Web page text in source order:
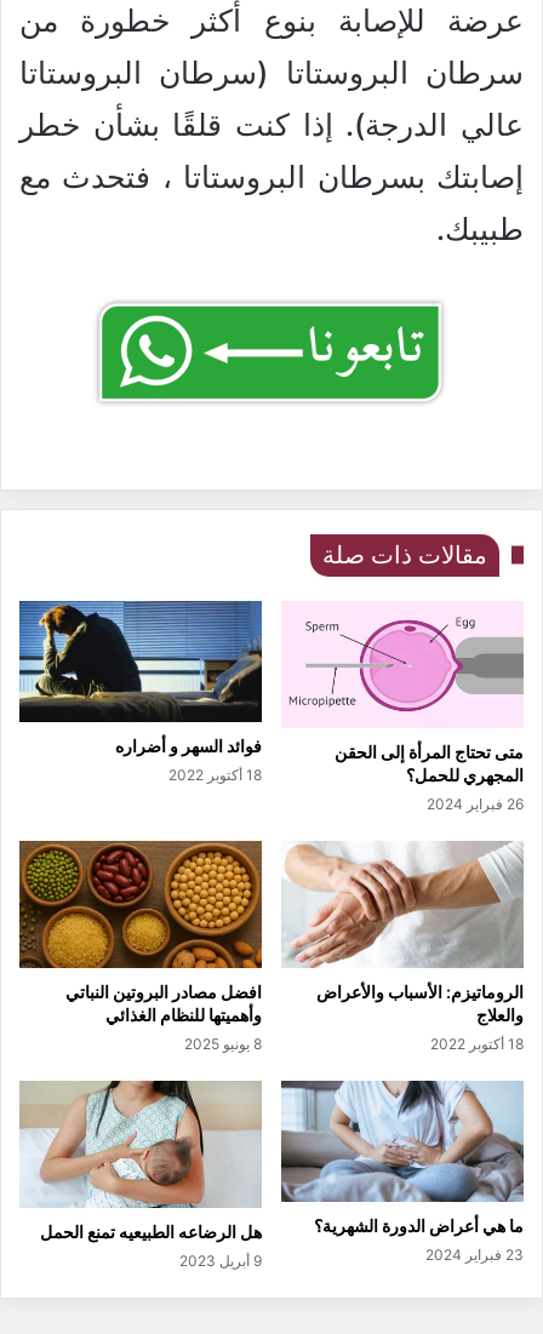
عرضة للإصابة بنوع أكثر خطورة من
سرطان البروستاتا (سرطان البروستاتا
عالي الدرجة). إذا كنت قلقًا بشأن خطر
إصابتك بسرطان البروستاتا ، فتحدث مع
طبيبك.
مقالات ذات صلة
متى تحتاج المرأة إلى الحقن
المجهري للحمل؟
26 فبراير 2024
فوائد السهر و أضراره
18 أكتوبر 2022
الروماتيزم: الأسباب والأعراض
والعلاج
18 أكتوبر 2022
افضل مصادر البروتين النباتي
وأهميتها للنظام الغذائي
8 يونيو 2025
ما هي أعراض الدورة الشهرية؟
23 فبراير 2024
هل الرضاعه الطبيعيه تمنع الحمل
9 أبريل 2023